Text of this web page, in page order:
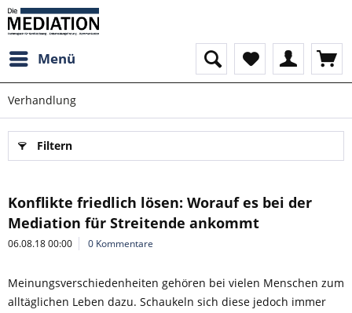
Menü
Verhandlung
Filtern
Konflikte friedlich lösen: Worauf es bei der
Mediation für Streitende ankommt
06.08.18 00:00 0 Kommentare
Meinungsverschiedenheiten gehören bei vielen Menschen zum
alltäglichen Leben dazu. Schaukeln sich diese jedoch immer